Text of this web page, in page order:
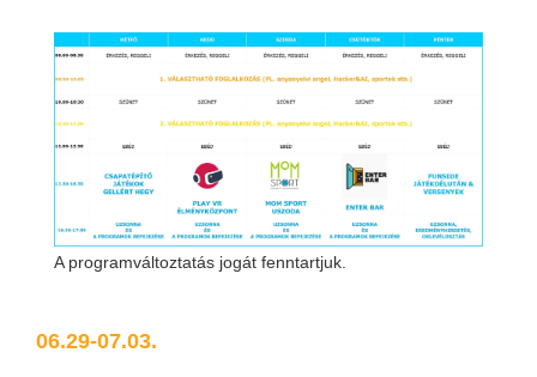
A programváltoztatás jogát fenntartjuk.
06.29-07.03.